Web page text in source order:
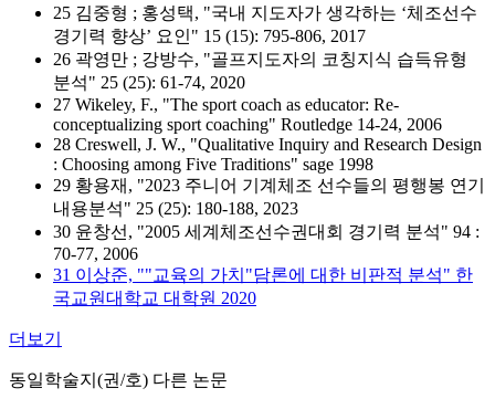
25 김중형 ; 홍성택, "국내 지도자가 생각하는 ‘체조선수
경기력 향상’ 요인" 15 (15): 795-806, 2017
26 곽영만 ; 강방수, "골프지도자의 코칭지식 습득유형
분석" 25 (25): 61-74, 2020
27 Wikeley, F., "The sport coach as educator: Re-
conceptualizing sport coaching" Routledge 14-24, 2006
28 Creswell, J. W., "Qualitative Inquiry and Research Design
: Choosing among Five Traditions" sage 1998
29 황용재, "2023 주니어 기계체조 선수들의 평행봉 연기
내용분석" 25 (25): 180-188, 2023
30 윤창선, "2005 세계체조선수권대회 경기력 분석" 94 :
70-77, 2006
31 이상준, ""교육의 가치"담론에 대한 비판적 분석" 한
국교원대학교 대학원 2020
더보기
동일학술지(권/호) 다른 논문